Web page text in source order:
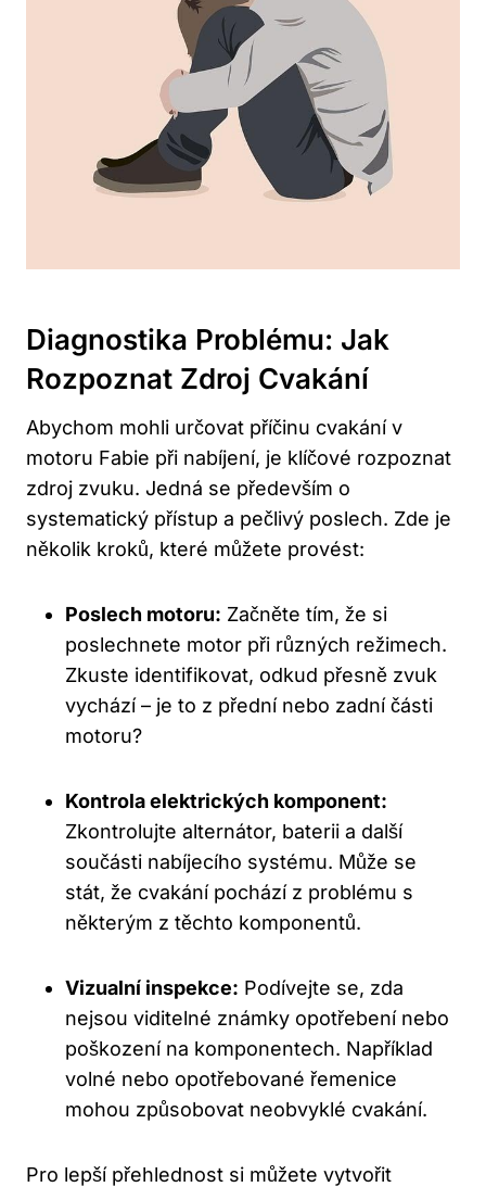
Diagnostika ‌problému: Jak
Rozpoznat ⁣zdroj Cvakání
Abychom ‍mohli určovat příčinu cvakání⁣ v
motoru Fabie při nabíjení, je klíčové rozpoznat⁣
zdroj zvuku. Jedná se především o
systematický přístup a‌ pečlivý poslech.⁤ Zde je
několik kroků,​ které můžete provést:
Poslech motoru: Začněte tím, že si‍
poslechnete motor při různých režimech.
Zkuste identifikovat, odkud přesně zvuk
vychází⁣ – je to z přední nebo zadní části
motoru?
Kontrola elektrických komponent:
Zkontrolujte​ alternátor, baterii a další
součásti nabíjecího systému. Může ⁤se
stát, že ‍cvakání pochází z ‌problému s
⁢některým z ⁣těchto komponentů.
Vizualní‍ inspekce: Podívejte se, zda
nejsou viditelné ⁣známky opotřebení nebo
poškození na komponentech.‌ Například
volné‌ nebo opotřebované řemenice
mohou způsobovat neobvyklé cvakání.
Pro lepší přehlednost si můžete ⁢vytvořit⁢